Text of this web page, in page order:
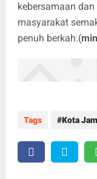
kebersamaan
masyarakat
penuh berkah.(min
Tags Kota